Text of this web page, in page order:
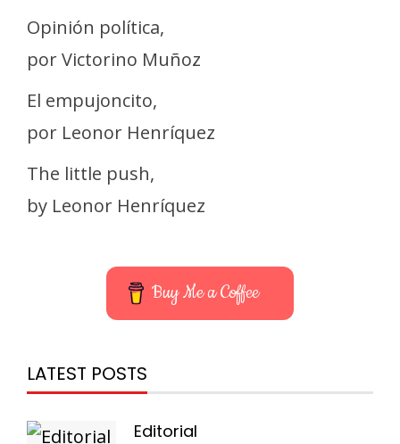
Opinión política,
por Victorino Muñoz
El empujoncito,
por Leonor Henríquez
The little push,
by Leonor Henríquez
Buy Me a Coffee
LATEST POSTS
Editorial